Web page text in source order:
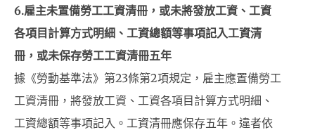
6.雇主未置備勞工工資清冊，或未將發放工資、工資
各項目計算方式明細、工資總額等事項記入工資清
冊，或未保存勞工工資清冊五年
據《勞動基準法》第23條第2項規定，雇主應置備勞工
工資清冊，將發放工資、工資各項目計算方式明細、
工資總額等事項記入。工資清冊應保存五年。違者依